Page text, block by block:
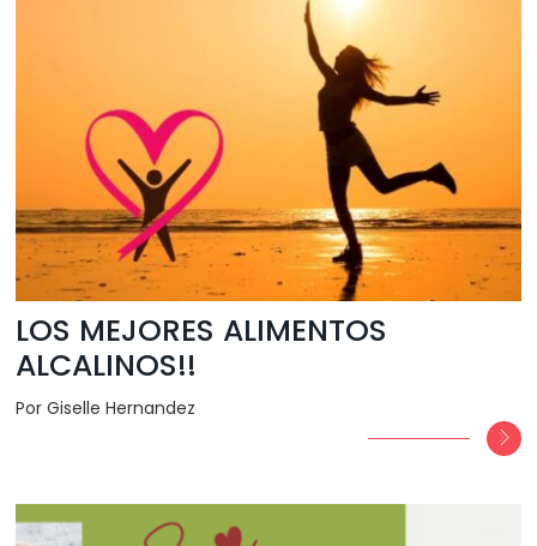
LOS MEJORES ALIMENTOS
ALCALINOS!!
Por Giselle Hernandez